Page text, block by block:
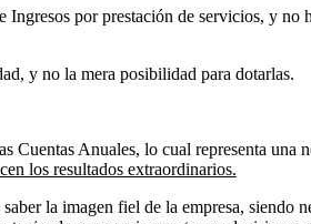
por prestación de servicios, y
y no la mera posibilidad para dotarlas.
Cuentas Anuales, lo cual representa
los resultados extraordinarios.
la imagen fiel de la empresa,